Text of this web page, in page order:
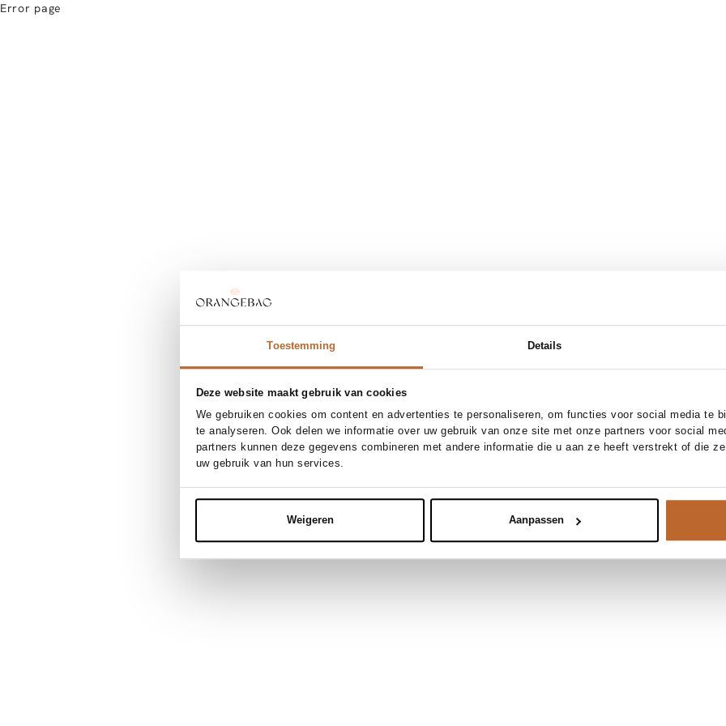
Toestemming Details
Deze website maakt gebruik van cookies
We gebruiken cookies om content en advertenties te personaliseren, om functies voor social media te
te analyseren. Ook delen we informatie over uw gebruik van onze site met onze partners voor social
partners kunnen deze gegevens combineren met andere informatie die u aan ze heeft verstrekt of die
uw gebruik van hun services.
Weigeren Aanpassen
Error page